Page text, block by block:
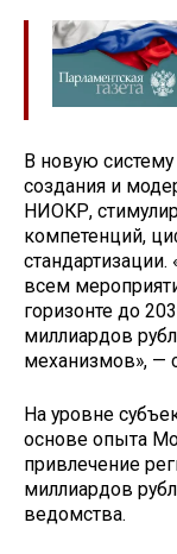
В новую
создания и
НИОКР,
компетенций,
всем
горизонте до
миллиардов
механизмов», —
На уровне
основе опыта
привлечение
миллиардов
ведомства.